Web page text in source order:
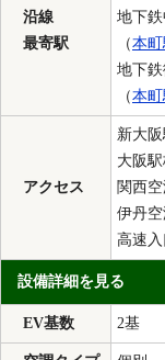
沿線
最寄駅
地下
（本
地下
（本
アクセス
新大
大阪
関西
伊丹
高速
設備詳細を見る
EV基数 2基